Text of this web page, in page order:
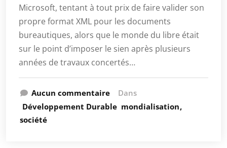
Microsoft, tentant à tout prix de faire valider son
propre format XML pour les documents
bureautiques, alors que le monde du libre était
sur le point d’imposer le sien après plusieurs
années de travaux concertés…
Aucun commentaire
Dans
Développement Durable mondialisation
société